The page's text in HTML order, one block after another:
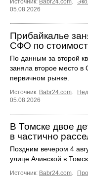
05.08.2026
Прибайкалье
СФО по
По данным за второй
заняла второе место
первичном рынке.
Источник: Babr24.com
05.08.2026
В Томске двое
в частично
Поздним вечером 4
улице Ачинской в
Источник: Babr24.com